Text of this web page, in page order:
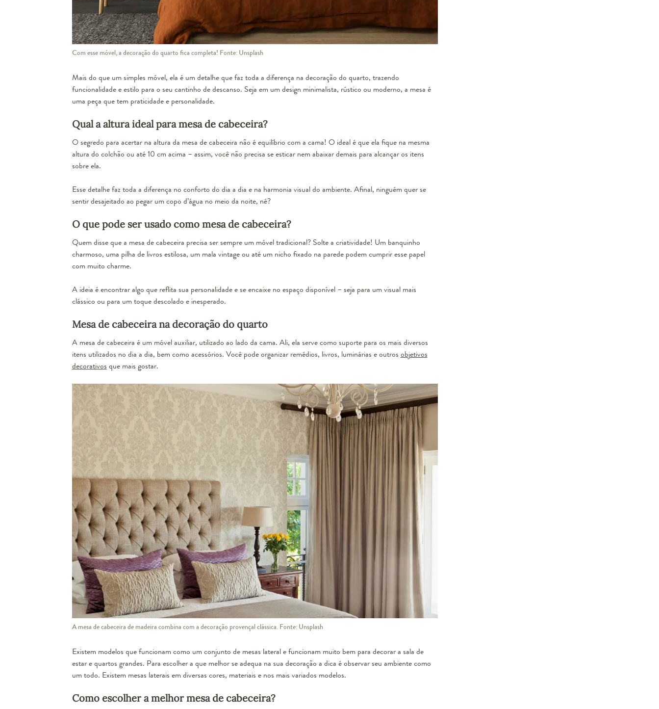
Com esse móvel, a decoração do quarto fica completa! Fonte: Unsplash
Mais do que um simples móvel, ela é um detalhe que faz toda a diferença na decoração do quarto, trazendo
funcionalidade e estilo para o seu cantinho de descanso. Seja em um design minimalista, rústico ou moderno, a mesa é
uma peça que tem praticidade e personalidade.
Qual a altura ideal para mesa de cabeceira?
O segredo para acertar na altura da mesa de cabeceira não é equilíbrio com a cama! O ideal é que ela fique na mesma
altura do colchão ou até 10 cm acima – assim, você não precisa se esticar nem abaixar demais para alcançar os itens
sobre ela.
Esse detalhe faz toda a diferença no conforto do dia a dia e na harmonia visual do ambiente. Afinal, ninguém quer se
sentir desajeitado ao pegar um copo d’água no meio da noite, né?
O que pode ser usado como mesa de cabeceira?
Quem disse que a mesa de cabeceira precisa ser sempre um móvel tradicional? Solte a criatividade! Um banquinho
charmoso, uma pilha de livros estilosa, um mala vintage ou até um nicho fixado na parede podem cumprir esse papel
com muito charme.
A ideia é encontrar algo que reflita sua personalidade e se encaixe no espaço disponível – seja para um visual mais
clássico ou para um toque descolado e inesperado.
Mesa de cabeceira na decoração do quarto
A mesa de cabeceira é um móvel auxiliar, utilizado ao lado da cama. Ali, ela serve como suporte para os mais diversos
itens utilizados no dia a dia, bem como acessórios. Você pode organizar remédios, livros, luminárias e outros objetivos
decorativos que mais gostar.
A mesa de cabeceira de madeira combina com a decoração provençal clássica. Fonte: Unsplash
Existem modelos que funcionam como um conjunto de mesas lateral e funcionam muito bem para decorar a sala de
estar e quartos grandes. Para escolher a que melhor se adequa na sua decoração a dica é observar seu ambiente como
um todo. Existem mesas laterais em diversas cores, materiais e nos mais variados modelos.
Como escolher a melhor mesa de cabeceira?